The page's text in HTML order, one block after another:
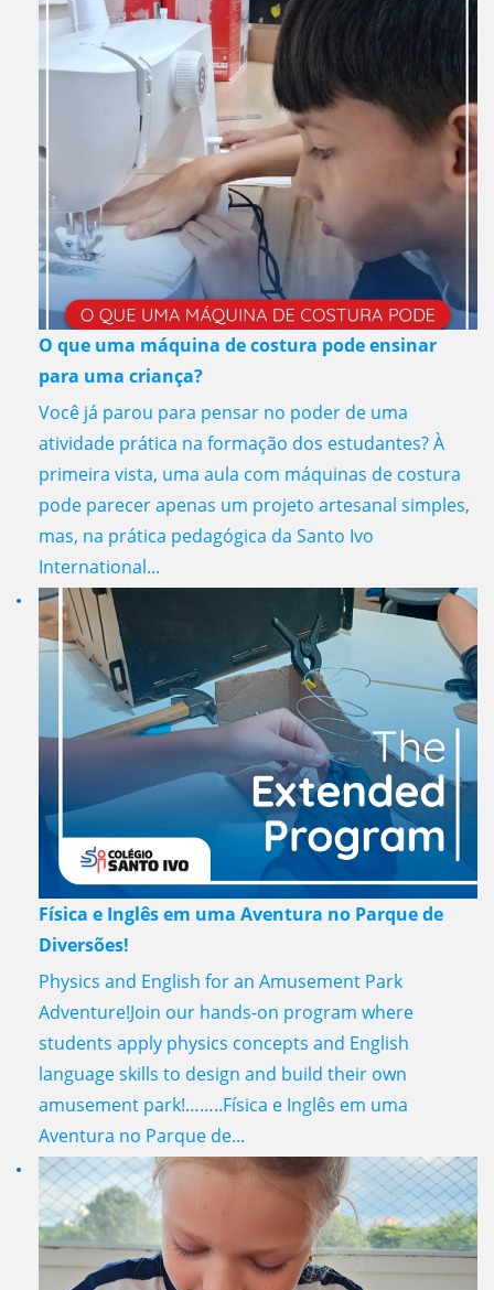
O que uma máquina de costura pode ensinar
para uma criança?
Você já parou para pensar no poder de uma
atividade prática na formação dos estudantes? À
primeira vista, uma aula com máquinas de costura
pode parecer apenas um projeto artesanal simples,
mas, na prática pedagógica da Santo Ivo
International...
Física e Inglês em uma Aventura no Parque de
Diversões!
Physics and English for an Amusement Park
Adventure!Join our hands-on program where
students apply physics concepts and English
language skills to design and build their own
amusement park!……..Física e Inglês em uma
Aventura no Parque de...